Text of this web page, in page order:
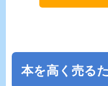
本を高く売る